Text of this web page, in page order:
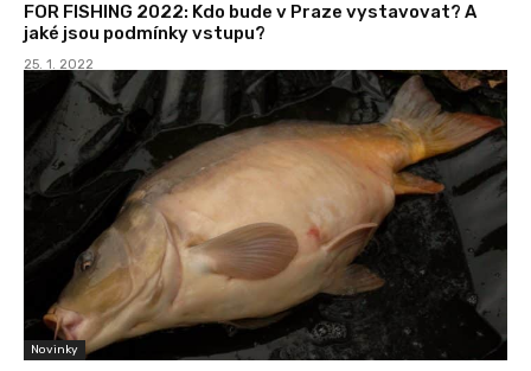
FOR FISHING 2022: Kdo bude v Praze vystavovat? A
jaké jsou podmínky vstupu?
25. 1. 2022
Novinky